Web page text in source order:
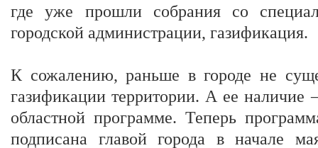
где уже прошли собрания со
городской администрации, газификация.
К сожалению, раньше в городе не
газификации территории. А ее наличие
областной программе. Теперь
подписана главой города в начале